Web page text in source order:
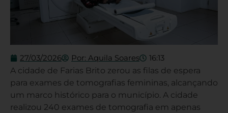
27/03/2026 Por: Aquila Soares 16:13
A cidade de Farias Brito zerou as filas de espera
para exames de tomografias femininas, alcançando
um marco histórico para o município. A cidade
realizou 240 exames de tomografia em apenas